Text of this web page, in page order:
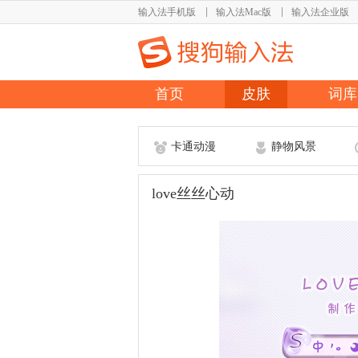
输入法手机版 输入法Mac版 输入法企业版
首页 皮肤 词库
卡通动漫 静物风景
love丝丝心动